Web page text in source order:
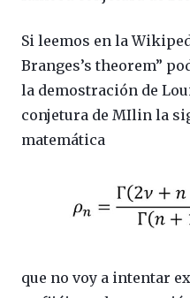
Si leemos en la
Branges’s theorem”
la demostración de
conjetura de MIlin la
matemática
que no voy a intentar